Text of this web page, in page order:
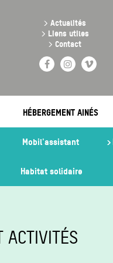
> Actualités
> Liens utiles
> Contact
FacebookInstagram
Vimeo
HÉBERGEMENT AINÉS
Mobil'assistant
Habitat solidaire
ACTIVITÉS